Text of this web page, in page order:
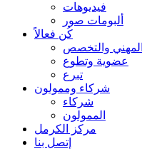
فيديوهات
ألبومات صور
كُن فعالاً
المهني والتخصص
عضوية وتطوع
تبرع
شركاء وممولون
شركاء
الممولون
مركز الكرمل
إتصل بنا